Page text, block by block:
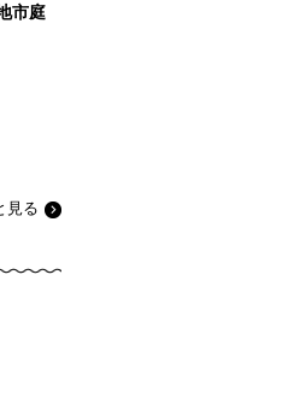
市庭
見る